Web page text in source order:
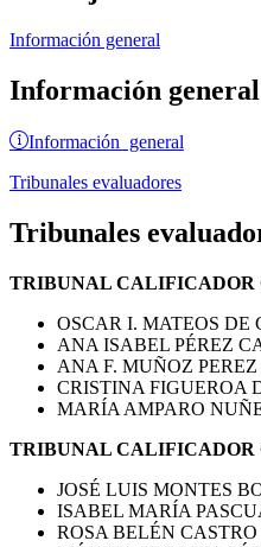
Información general
Información general
Información general
Tribunales evaluadores
Tribunales
TRIBUNAL CALIFICADOR
OSCAR I. MATEOS DE
ANA ISABEL PÉREZ
ANA F. MUÑOZ PEREZ
CRISTINA FIGUEROA
MARÍA AMPARO
TRIBUNAL CALIFICADOR
JOSÉ LUIS MONTES
ISABEL MARÍA
ROSA BELÉN CASTRO